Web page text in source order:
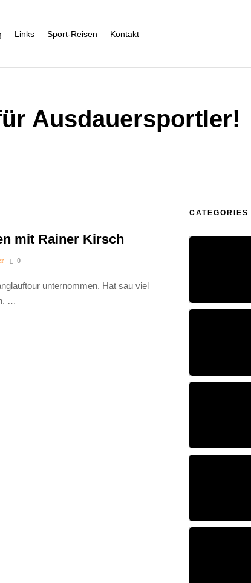
Links Sport-Reisen Kontakt
Ausdauersportler!
mit Rainer Kirsch
0
unternommen. Hat sau viel
…
CATEGORIES